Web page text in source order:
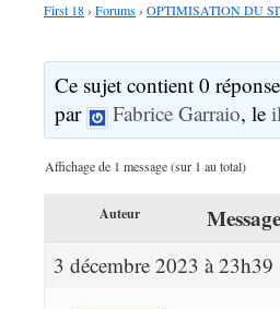
First 18› Forums› OPTIMISATION DU
Ce sujet contient 0
par
Fabrice Garraio, le
Affichage de 1 message (sur 1 au total)
Auteur
3 décembre 2023 à 23h39